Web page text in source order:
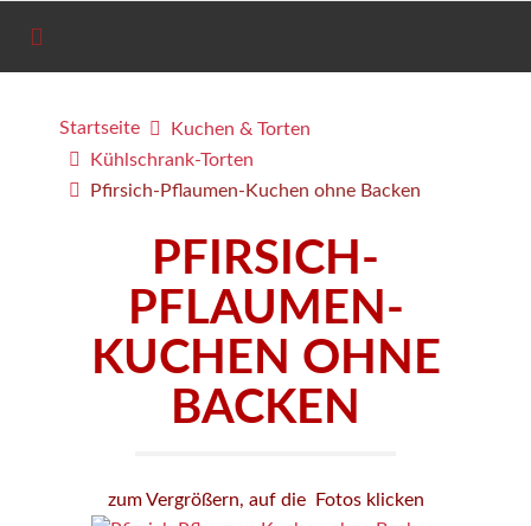
Startseite
Kuchen & Torten
Kühlschrank-Torten
Pfirsich-Pflaumen-Kuchen ohne Backen
PFIRSICH-
PFLAUMEN-
KUCHEN OHNE
BACKEN
zum Vergrößern, auf die Fotos klicken